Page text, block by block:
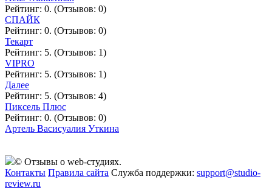
Рейтинг: 0. (Отзывов: 0)
СПАЙК
Рейтинг: 0. (Отзывов: 0)
Текарт
Рейтинг: 5. (Отзывов: 1)
VIPRO
Рейтинг: 5. (Отзывов: 1)
Далее
Рейтинг: 5. (Отзывов: 4)
Пиксель Плюс
Рейтинг: 0. (Отзывов: 0)
Артель Васисуалия Уткина
© Отзывы о web-студиях.
Контакты Правила сайта Служба поддержки: support@studio-
review.ru